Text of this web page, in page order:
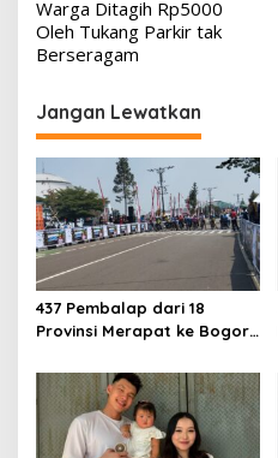
Warga Ditagih Rp5000
Oleh Tukang Parkir tak
Berseragam
Jangan Lewatkan
437 Pembalap dari 18
Provinsi Merapat ke Bogor,
2026